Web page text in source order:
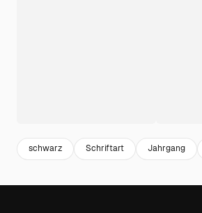
schwarz Schriftart Jahrgang